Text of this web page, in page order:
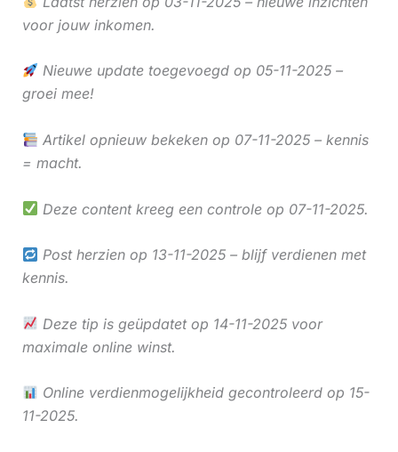
voor jouw inkomen.
Nieuwe update toegevoegd op 05-11-2025 –
groei mee!
Artikel opnieuw bekeken op 07-11-2025 – kennis
= macht.
Deze content kreeg een controle op 07-11-2025.
Post herzien op 13-11-2025 – blijf verdienen met
kennis.
Deze tip is geüpdatet op 14-11-2025 voor
maximale online winst.
Online verdienmogelijkheid gecontroleerd op 15-
11-2025.